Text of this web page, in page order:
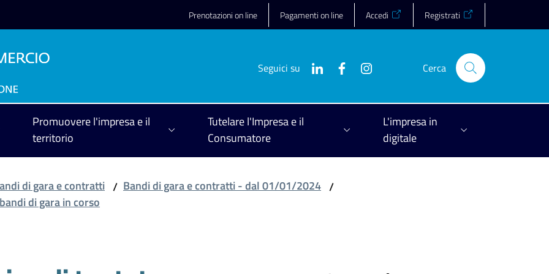
Prenotazioni on line Pagamenti on line Accedi Registrati
Seguici su Cerca
Promuovere l'impresa e il
territorio
Tutelare l'Impresa e il
Consumatore
L'impresa in
digitale
di gara e contratti / Bandi di gara e contratti - dal 01/01/2024 /
di gara in corso